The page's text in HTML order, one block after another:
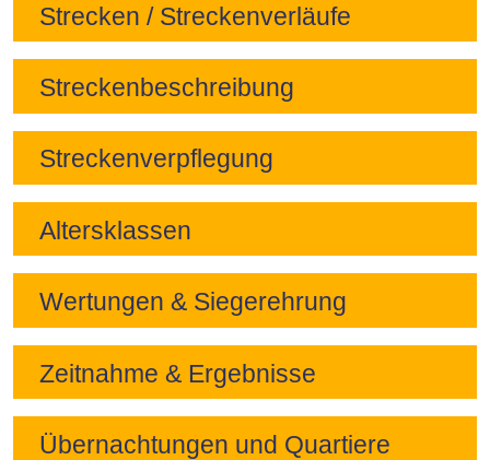
Strecken / Streckenverläufe
Streckenbeschreibung
Streckenverpflegung
Altersklassen
Wertungen & Siegerehrung
Zeitnahme & Ergebnisse
Übernachtungen und Quartiere